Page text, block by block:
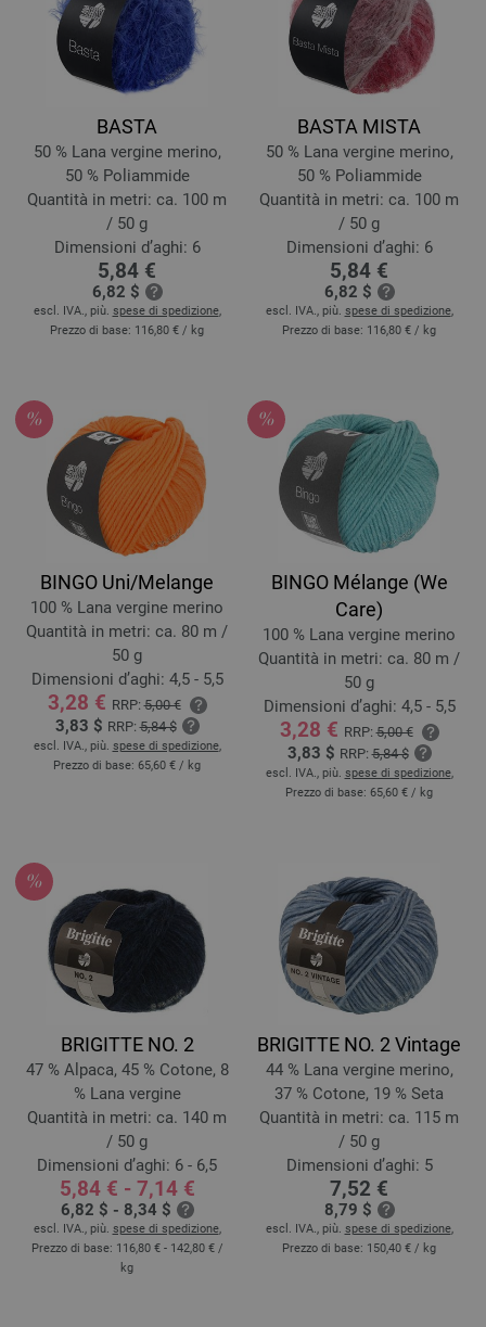
BASTA
50 % Lana vergine merino,
50 % Poliammide
Quantità in metri: ca. 100 m
/ 50 g
Dimensioni d’aghi: 6
5,84 €
6,82 $
escl. IVA., più. spese di spedizione,
Prezzo di base: 116,80 € / kg
BASTA MISTA
50 % Lana vergine merino,
50 % Poliammide
Quantità in metri: ca. 100 m
/ 50 g
Dimensioni d’aghi: 6
5,84 €
6,82 $
escl. IVA., più. spese di spedizione,
Prezzo di base: 116,80 € / kg
BINGO Uni/Melange
100 % Lana vergine merino
Quantità in metri: ca. 80 m /
50 g
Dimensioni d’aghi: 4,5 - 5,5
3,28 € RRP:5,00 €
3,83 $ RRP:5,84 $
escl. IVA., più. spese di spedizione,
Prezzo di base: 65,60 € / kg
BINGO Mélange (We
Care)
100 % Lana vergine merino
Quantità in metri: ca. 80 m /
50 g
Dimensioni d’aghi: 4,5 - 5,5
3,28 € RRP:5,00 €
3,83 $ RRP:5,84 $
escl. IVA., più. spese di spedizione,
Prezzo di base: 65,60 € / kg
BRIGITTE NO. 2
47 % Alpaca, 45 % Cotone, 8
% Lana vergine
Quantità in metri: ca. 140 m
/ 50 g
Dimensioni d’aghi: 6 - 6,5
5,84 € - 7,14 €
6,82 $ - 8,34 $
escl. IVA., più. spese di spedizione,
Prezzo di base: 116,80 € - 142,80 € /
kg
BRIGITTE NO. 2 Vintage
44 % Lana vergine merino,
37 % Cotone, 19 % Seta
Quantità in metri: ca. 115 m
/ 50 g
Dimensioni d’aghi: 5
7,52 €
8,79 $
escl. IVA., più. spese di spedizione,
Prezzo di base: 150,40 € / kg